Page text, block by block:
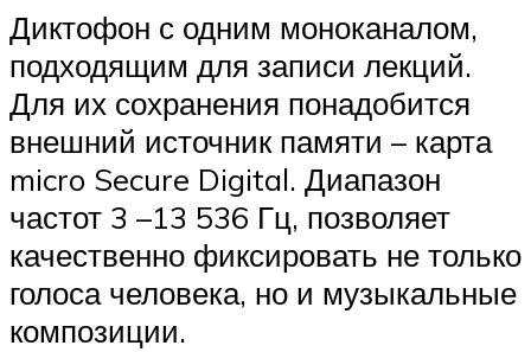
Диктофон с одним моноканалом,
подходящим для записи лекций.
Для их сохранения понадобится
внешний источник памяти – карта
micro Secure Digital. Диапазон
частот 3 –13 536 Гц, позволяет
качественно фиксировать не только
голоса человека, но и музыкальные
композиции.